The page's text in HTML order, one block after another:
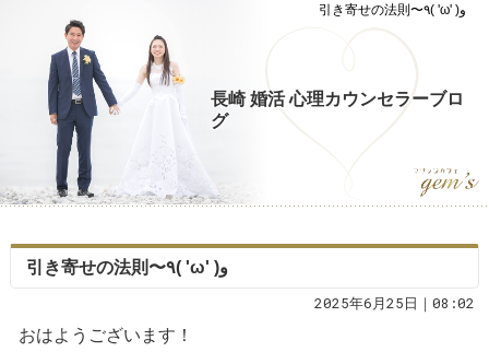
長崎 婚活 心理カウンセラーブロ
グ
引き寄せの法則〜٩( 'ω' )و
2025年6月25日｜08:02
おはようございます！